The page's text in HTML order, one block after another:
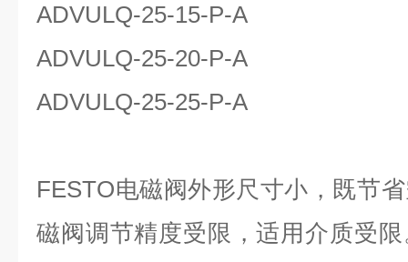
ADVULQ-25-15-P-A
ADVULQ-25-20-P-A
ADVULQ-25-25-P-A
FESTO电磁阀外形尺寸小，既节
磁阀调节精度受限，适用介质受